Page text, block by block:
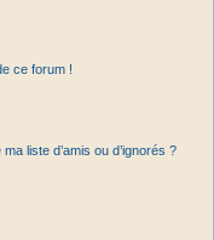
ce forum !
liste d’amis ou d’ignorés ?